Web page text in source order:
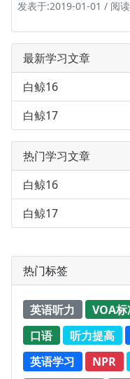
发表于:2019-01-01 / 阅
最新学习文章
白鲸16
白鲸17
热门学习文章
白鲸16
白鲸17
热门标签
英语听力 VOA
口语
听力提高
英语学习
NPR